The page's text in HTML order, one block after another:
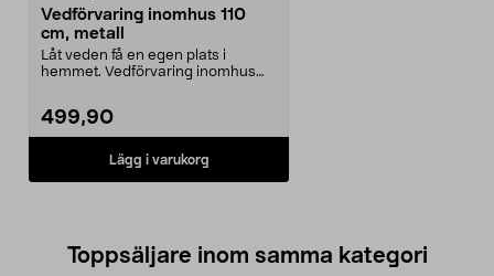
Vedförvaring inomhus 110
cm, metall
Låt veden få en egen plats i
hemmet. Vedförvaring inomhus
499,90
Lägg i varukorg
Toppsäljare inom samma kategori